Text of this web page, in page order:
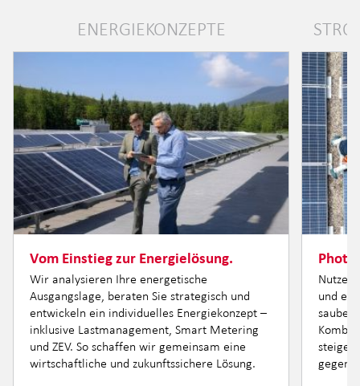
ENERGIEKONZEPTE
Vom Einstieg zur Energielösung.
Wir analysieren Ihre energetische
Ausgangslage, beraten Sie strategisch und
entwickeln ein individuelles Energiekonzept –
inklusive Lastmanagement, Smart Metering
und ZEV. So schaffen wir gemeinsam eine
wirtschaftliche und zukunftssichere Lösung.
Nutzen
und
gegen